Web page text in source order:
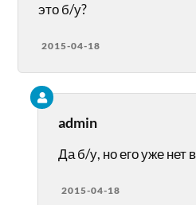
это б/у?
2015-04-18
admin
Да б/у, но его уже нет
2015-04-18